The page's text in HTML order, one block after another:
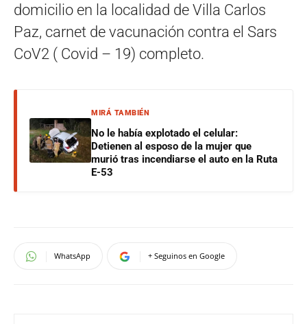
domicilio en la localidad de Villa Carlos
Paz, carnet de vacunación contra el Sars
CoV2 ( Covid – 19) completo.
MIRÁ TAMBIÉN
No le había explotado el celular:
Detienen al esposo de la mujer que
murió tras incendiarse el auto en la Ruta
E-53
WhatsApp + Seguinos en Google